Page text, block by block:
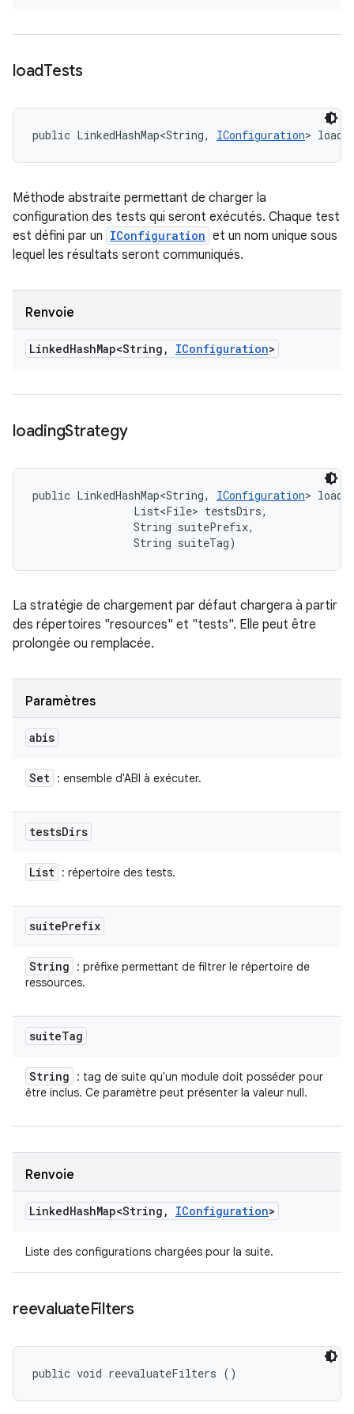
loadTests
public LinkedHashMap<String, IConfiguration>
Méthode abstraite permettant de charger la
configuration des tests qui seront exécutés. Chaque test
est défini par un IConfiguration et un nom unique sous
lequel les résultats seront communiqués.
Renvoie
LinkedHashMap<String , IConfiguration>
loadingStrategy
public LinkedHashMap<String, IConfiguration>
                List<File> testsDirs,
                String suitePrefix,
                String suiteTag)
La stratégie de chargement par défaut chargera à partir
des répertoires "resources" et "tests". Elle peut être
prolongée ou remplacée.
Paramètres
abis
Set : ensemble d'ABI à exécuter.
testsDirs
List : répertoire des tests.
suitePrefix
String
: préfixe permettant de filtrer le répertoire de
ressources.
suiteTag
String
: tag de suite qu'un module doit posséder pour
être inclus. Ce paramètre peut présenter la valeur null.
Renvoie
LinkedHashMap<String , IConfiguration>
Liste des configurations chargées pour la suite.
reevaluateFilters
public void reevaluateFilters ()